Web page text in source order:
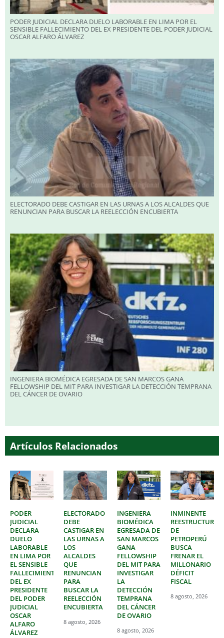
PODER JUDICIAL DECLARA DUELO LABORABLE EN LIMA POR EL
SENSIBLE FALLECIMIENTO DEL EX PRESIDENTE DEL PODER JUDICIAL
OSCAR ALFARO ÁLVAREZ
ELECTORADO DEBE CASTIGAR EN LAS URNAS A LOS ALCALDES QUE
RENUNCIAN PARA BUSCAR LA REELECCIÓN ENCUBIERTA
INGENIERA BIOMÉDICA EGRESADA DE SAN MARCOS GANA
FELLOWSHIP DEL MIT PARA INVESTIGAR LA DETECCIÓN TEMPRANA
DEL CÁNCER DE OVARIO
Artículos Relacionados
PODER
JUDICIAL
DECLARA
DUELO
LABORABLE
EN LIMA POR
EL SENSIBLE
FALLECIMIENTO
DEL EX
PRESIDENTE
DEL PODER
JUDICIAL
OSCAR
ALFARO
ÁLVAREZ
ELECTORADO
DEBE
CASTIGAR EN
LAS URNAS A
LOS
ALCALDES
QUE
RENUNCIAN
PARA
BUSCAR LA
REELECCIÓN
ENCUBIERTA
8 agosto, 2026
INGENIERA
BIOMÉDICA
EGRESADA DE
SAN MARCOS
GANA
FELLOWSHIP
DEL MIT PARA
INVESTIGAR
LA
DETECCIÓN
TEMPRANA
DEL CÁNCER
DE OVARIO
8 agosto, 2026
INMINENTE
DE
PETROPERÚ
BUSCA
FRENAR EL
MILLONARIO
DÉFICIT
FISCAL
8 agosto, 2026